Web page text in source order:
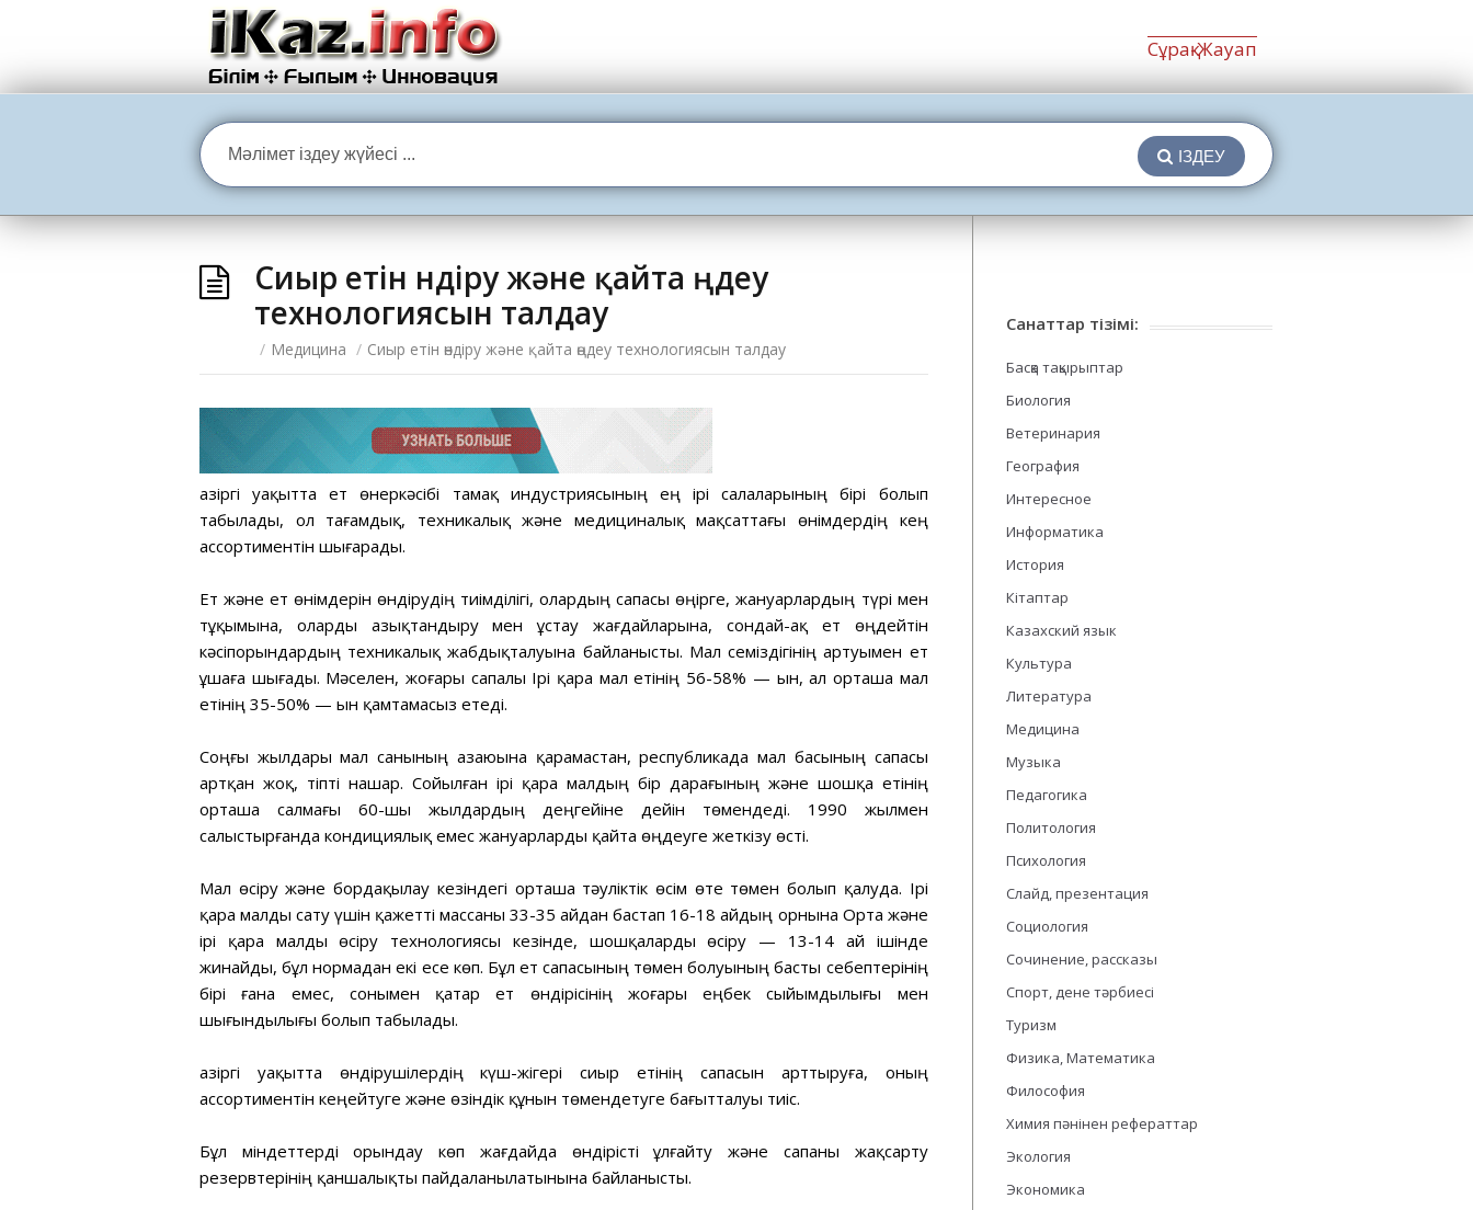
Сұрақ-Жауап
ІЗДЕУ
Сиыр етін өндіру және қайта өңдеу
технологиясын талдау
/ Медицина / Сиыр етін өндіру және қайта өңдеу технологиясын талдау
Қазіргі уақытта ет өнеркәсібі тамақ индустриясының ең ірі салаларының бірі болып
табылады, ол тағамдық, техникалық және медициналық мақсаттағы өнімдердің кең
ассортиментін шығарады.
Ет және ет өнімдерін өндірудің тиімділігі, олардың сапасы өңірге, жануарлардың түрі мен
тұқымына, оларды азықтандыру мен ұстау жағдайларына, сондай-ақ ет өңдейтін
кәсіпорындардың техникалық жабдықталуына байланысты. Мал семіздігінің артуымен ет
ұшаға шығады. Мәселен, жоғары сапалы Ірі қара мал етінің 56-58% — ын, ал орташа мал
етінің 35-50% — ын қамтамасыз етеді.
Соңғы жылдары мал санының азаюына қарамастан, республикада мал басының сапасы
артқан жоқ, тіпті нашар. Сойылған ірі қара малдың бір дарағының және шошқа етінің
орташа салмағы 60-шы жылдардың деңгейіне дейін төмендеді. 1990 жылмен
салыстырғанда кондициялық емес жануарларды қайта өңдеуге жеткізу өсті.
Мал өсіру және бордақылау кезіндегі орташа тәуліктік өсім өте төмен болып қалуда. Ірі
қара малды сату үшін қажетті массаны 33-35 айдан бастап 16-18 айдың орнына Орта және
ірі қара малды өсіру технологиясы кезінде, шошқаларды өсіру — 13-14 ай ішінде
жинайды, бұл нормадан екі есе көп. Бұл ет сапасының төмен болуының басты себептерінің
бірі ғана емес, сонымен қатар ет өндірісінің жоғары еңбек сыйымдылығы мен
шығындылығы болып табылады.
Қазіргі уақытта өндірушілердің күш-жігері сиыр етінің сапасын арттыруға, оның
ассортиментін кеңейтуге және өзіндік құнын төмендетуге бағытталуы тиіс.
Бұл міндеттерді орындау көп жағдайда өндірісті ұлғайту және сапаны жақсарту
резервтерінің қаншалықты пайдаланылатынына байланысты.
Санаттар тізімі:
Басқа тақырыптар
Биология
Ветеринария
География
Интересное
Информатика
История
Кітаптар
Казахский язык
Культура
Литература
Медицина
Музыка
Педагогика
Политология
Психология
Слайд, презентация
Социология
Сочинение, рассказы
Спорт, дене тәрбиесі
Туризм
Физика, Математика
Философия
Химия пәнінен рефераттар
Экология
Экономика